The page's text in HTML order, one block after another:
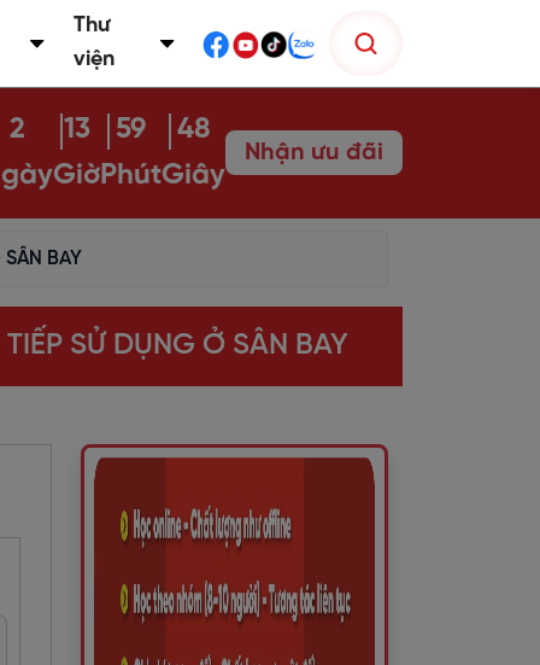
Thư
viện
2
13
Giờ
59
Phút
47
Giây
Nhận ưu đãi
BAY
SỬ DỤNG Ở SÂN BAY